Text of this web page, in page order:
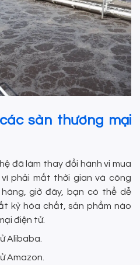
sàn thương mại
đã làm thay đổi hành vi mua
phải mất thời gian và công
giờ đây, bạn có thể dễ
kỳ hóa chất, sản phẩm nào
điện tử.
Alibaba.
Amazon.